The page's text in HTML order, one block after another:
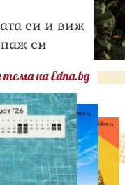
си и виж
си
на Edna.bg